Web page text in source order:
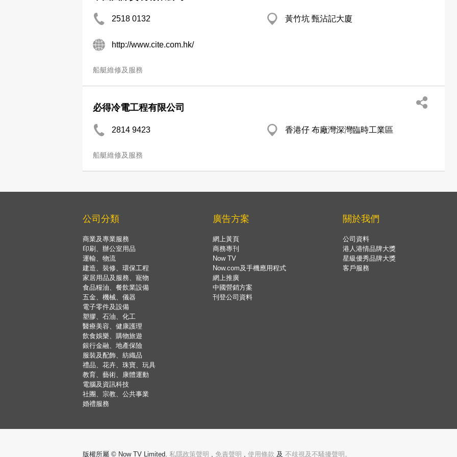
2518 0132 黃竹坑 甄沾記大廈
http://www.cite.com.hk/
船艇維修及服務
必得冷電工程有限公司
2814 9423 香港仔 布廠灣深灣臨時工業區
船艇維修及服務
公司分類
商業及專業服務
印刷、辦公室用品
運輸、物流
建造、裝修、環保工程
家居用品及服務、寵物
食品糧油、餐飲業設備
五金、機械、儀器
電子零件及設備
塑膠、石油、化工
醫療美容、健康護理
飲食娛樂、購物旅遊
銀行金融、地產保險
服裝及配飾、紡織品
禮品、花卉、珠寶、玩具
教育、藝術、康體運動
電腦及資訊科技
社團、宗教、公共事業
婚禮服務
廣告方案
網上黃頁
商務專刊
Now TV
Now.com及手機應用程式
網上推廣
中國營銷方案
刊登公司資料
關於我們
公司資料
港人港情品牌大獎
星級優秀品牌大獎
客戶服務
版權所屬 © Now TV Limited. 私隱政策聲明 , 免責聲明 , 使用條款 及 不歧視及不騷擾聲明。